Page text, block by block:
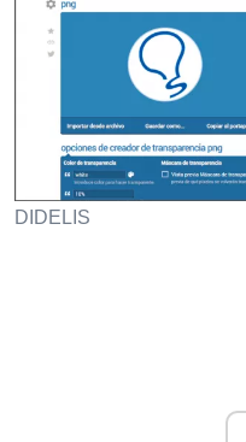
DIDELIS